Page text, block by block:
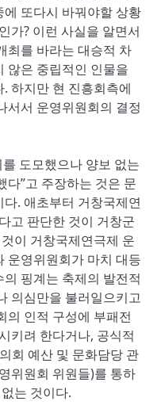
또다시 바꿔야할 상황
가? 이런 사실을 알면서
최를 바라는 대승적 차
않은 중립적인 인물을
하지만 현 진흥회측에
서서 운영위원회의 결정
도모했으나 양보 없는
다”고 주장하는 것은 문
. 애초부터 거창국제연
고 판단한 것이 거창군
이 거창국제연극제 운
운영위원회가 마치 대등
핑계는 축제의 발전적
의심만을 불러일으키고
의 인적 구성에 부패전
키려 한다거나, 공식적
회 예산 및 문화담당 관
위원회 위원들)를 통하
는 것이다.